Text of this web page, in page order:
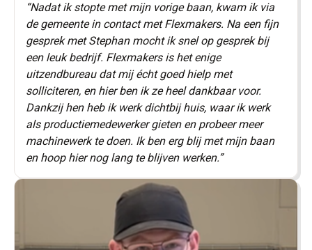
“Nadat ik stopte met mijn vorige baan, kwam ik via
de gemeente in contact met Flexmakers. Na een fijn
gesprek met Stephan mocht ik snel op gesprek bij
een leuk bedrijf. Flexmakers is het enige
uitzendbureau dat mij écht goed hielp met
solliciteren, en hier ben ik ze heel dankbaar voor.
Dankzij hen heb ik werk dichtbij huis, waar ik werk
als productiemedewerker gieten en probeer meer
machinewerk te doen. Ik ben erg blij met mijn baan
en hoop hier nog lang te blijven werken.”